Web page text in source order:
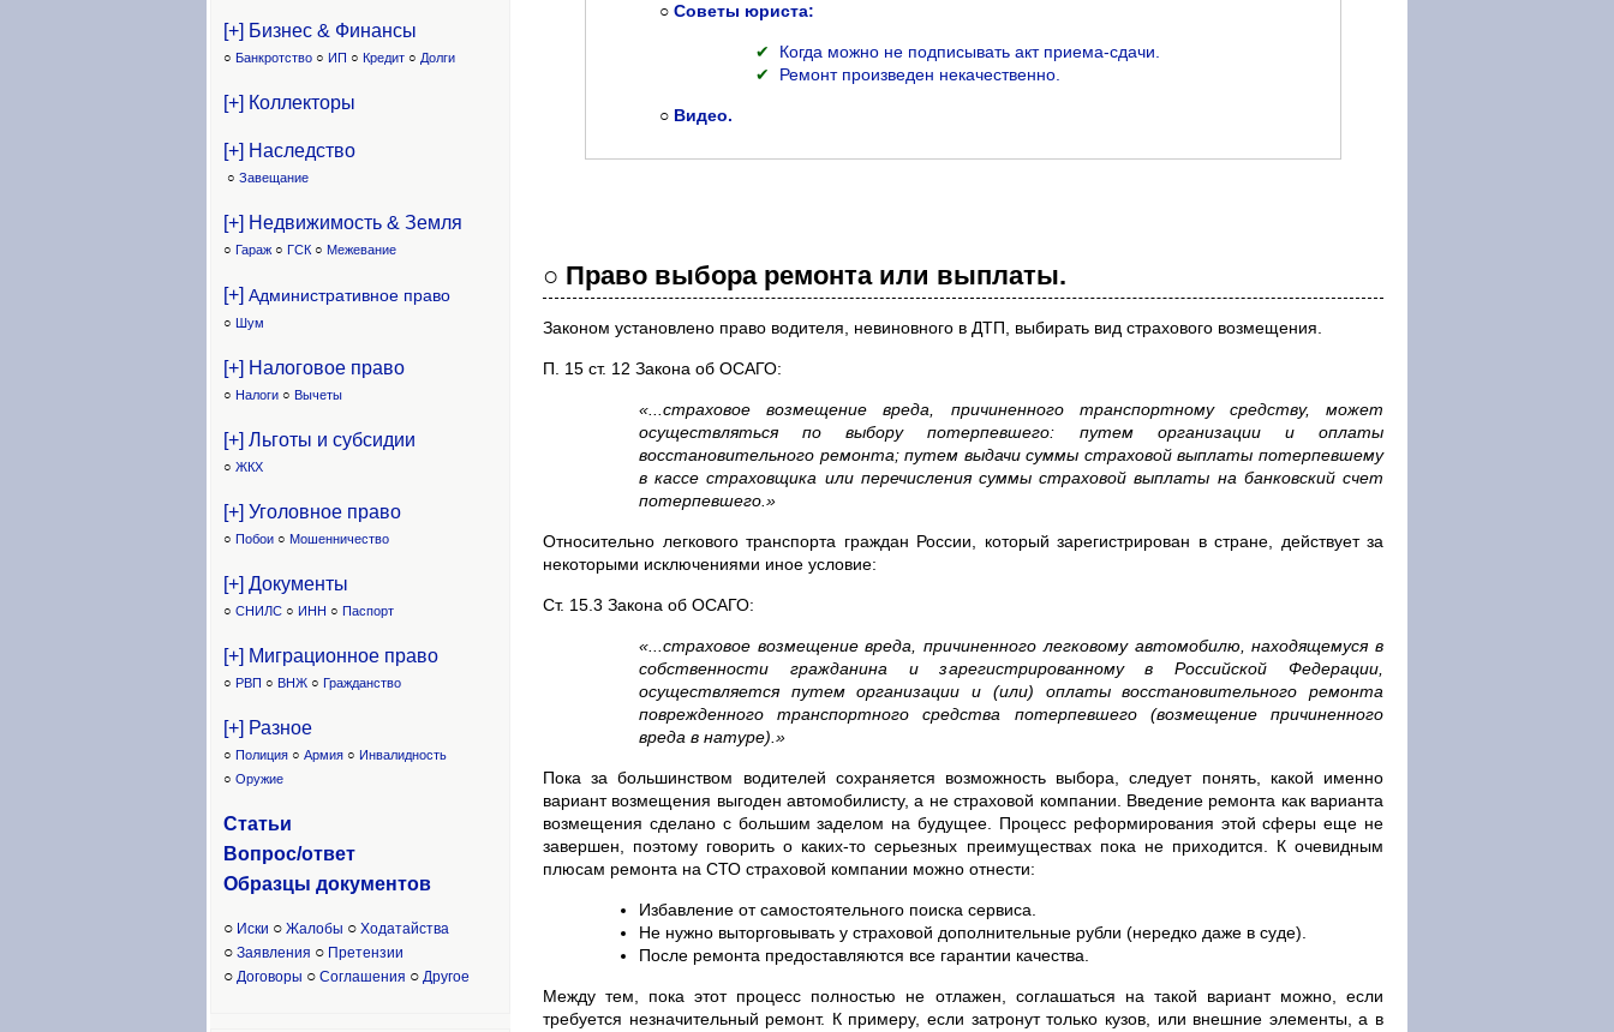
○ Советы юриста:
✔
Когда можно не подписывать акт приема-сдачи.
✔
Ремонт произведен некачественно.
○ Видео.
○ Право выбора ремонта или выплаты.
Законом установлено право водителя, невиновного в ДТП, выбирать вид страхового возмещения.
П. 15 ст. 12 Закона об ОСАГО:
«...страховое возмещение вреда, причиненного транспортному средству, может
осуществляться по выбору потерпевшего: путем организации и оплаты
восстановительного ремонта; путем выдачи суммы страховой выплаты потерпевшему
в кассе страховщика или перечисления суммы страховой выплаты на банковский счет
потерпевшего.»
Относительно легкового транспорта граждан России, который зарегистрирован в стране, действует за
некоторыми исключениями иное условие:
Ст. 15.3 Закона об ОСАГО:
«...страховое возмещение вреда, причиненного легковому автомобилю, находящемуся в
собственности гражданина и зарегистрированному в Российской Федерации,
осуществляется путем организации и (или) оплаты восстановительного ремонта
поврежденного транспортного средства потерпевшего (возмещение причиненного
вреда в натуре).»
Пока за большинством водителей сохраняется возможность выбора, следует понять, какой именно
вариант возмещения выгоден автомобилисту, а не страховой компании. Введение ремонта как варианта
возмещения сделано с большим заделом на будущее. Процесс реформирования этой сферы еще не
завершен, поэтому говорить о каких-то серьезных преимуществах пока не приходится. К очевидным
плюсам ремонта на СТО страховой компании можно отнести:
Избавление от самостоятельного поиска сервиса.
Не нужно выторговывать у страховой дополнительные рубли (нередко даже в суде).
После ремонта предоставляются все гарантии качества.
Между тем, пока этот процесс полностью не отлажен, соглашаться на такой вариант можно, если
требуется незначительный ремонт. К примеру, если затронут только кузов, или внешние элементы, а в
[+] Бизнес & Финансы
○ Банкротство ○ ИП ○ Кредит ○ Долги
[+] Коллекторы
[+] Наследство
○ Завещание
[+] Недвижимость & Земля
○ Гараж ○ ГСК ○ Межевание
[+] Административное право
○ Шум
[+] Налоговое право
○ Налоги ○ Вычеты
[+] Льготы и субсидии
○ ЖКХ
[+] Уголовное право
○ Побои ○ Мошенничество
[+] Документы
○ СНИЛС ○ ИНН ○ Паспорт
[+] Миграционное право
○ РВП ○ ВНЖ ○ Гражданство
[+] Разное
○ Полиция ○ Армия ○ Инвалидность
○ Оружие
Статьи
Вопрос/ответ
Образцы документов
○ Иски ○ Жалобы ○ Ходатайства
○ Заявления ○ Претензии
○ Договоры ○ Соглашения ○ Другое